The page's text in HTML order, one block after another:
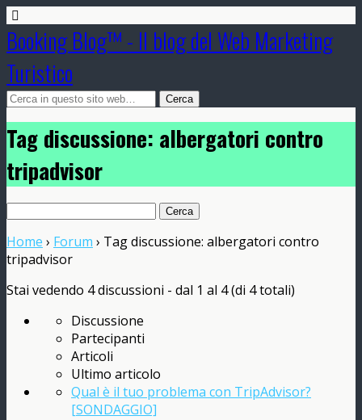
Booking Blog™ - Il blog del Web Marketing
Turistico
Tag discussione: albergatori contro
tripadvisor
Ricerca
Home › Forum › Tag discussione: albergatori contro
tripadvisor
Stai vedendo 4 discussioni - dal 1 al 4 (di 4 totali)
Discussione
Partecipanti
Articoli
Ultimo articolo
Qual è il tuo problema con TripAdvisor?
[SONDAGGIO]